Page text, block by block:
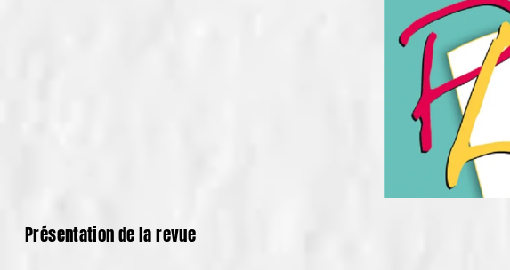
Présentation de la revue